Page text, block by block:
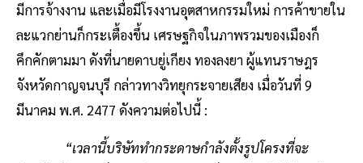
มีการจ้างงาน และเมื่อมีโรงงานอุตสาหกรรมใหม่ การค้าขายใน
ละแวกย่านก็กระเตื้องขึ้น เศรษฐกิจในภาพรวมของเมืองก็
คึกคักตามมา ดังที่นายดาบยู่เกียง ทองลงยา ผู้แทนราษฎร
จังหวัดกาญจนบุรี กล่าวทางวิทยุกระจายเสียง เมื่อวันที่ 9
มีนาคม พ.ศ. 2477 ดังความต่อไปนี้ :
“เวลานี้บริษัททำกระดาษกำลังตั้งรูปโครงที่จะ